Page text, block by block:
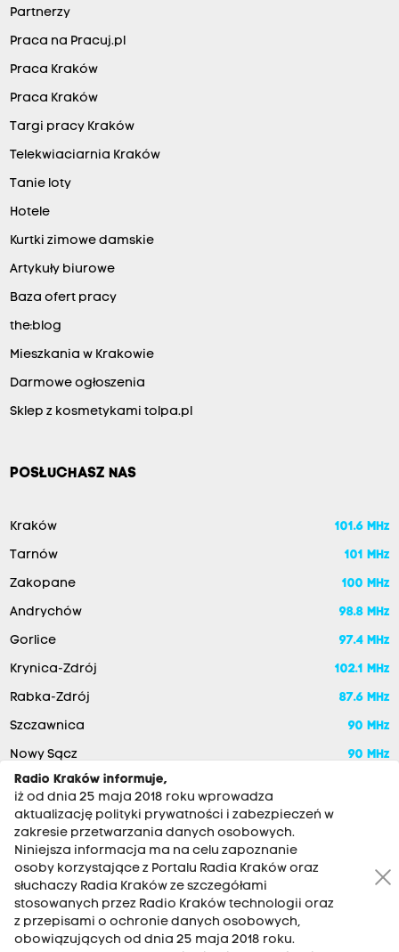
Partnerzy
Praca na Pracuj.pl
Praca Kraków
Praca Kraków
Targi pracy Kraków
Telekwiaciarnia Kraków
Tanie loty
Hotele
Kurtki zimowe damskie
Artykuły biurowe
Baza ofert pracy
the:blog
Mieszkania w Krakowie
Darmowe ogłoszenia
Sklep z kosmetykami tolpa.pl
POSŁUCHASZ NAS
Kraków 101.6 MHz
Tarnów 101 MHz
Zakopane 100 MHz
Andrychów 98.8 MHz
Gorlice 97.4 MHz
Krynica-Zdrój 102.1 MHz
Rabka-Zdrój 87.6 MHz
Szczawnica 90 MHz
Nowy Sącz 90 MHz
RADIO KRAKÓW SA. Aleja Juliusza Słowackiego 22, 30-007
Kraków
Radio Kraków informuje,
iż od dnia 25 maja 2018 roku wprowadza
aktualizację polityki prywatności i zabezpieczeń w
zakresie przetwarzania danych osobowych.
Niniejsza informacja ma na celu zapoznanie
osoby korzystające z Portalu Radia Kraków oraz
słuchaczy Radia Kraków ze szczegółami
stosowanych przez Radio Kraków technologii oraz
z przepisami o ochronie danych osobowych,
obowiązujących od dnia 25 maja 2018 roku.